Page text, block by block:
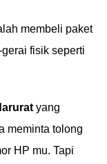
membeli paket
fisik seperti
yang
meminta tolong
HP mu. Tapi